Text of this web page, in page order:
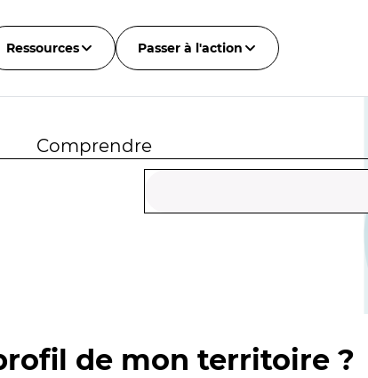
Ressources Passer à l'action
Comprendre
de mon territoire ?